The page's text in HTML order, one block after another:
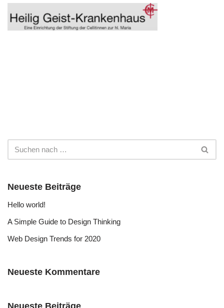
Neueste Beiträge
Hello world!
A Simple Guide to Design Thinking
Web Design Trends for 2020
Neueste Kommentare